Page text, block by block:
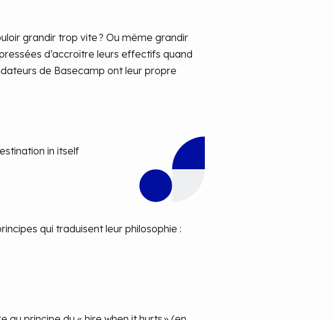
grandir trop vite ? Ou même grandir
d’accroître leurs effectifs quand
de Basecamp ont leur propre
in itself
qui traduisent leur philosophie :